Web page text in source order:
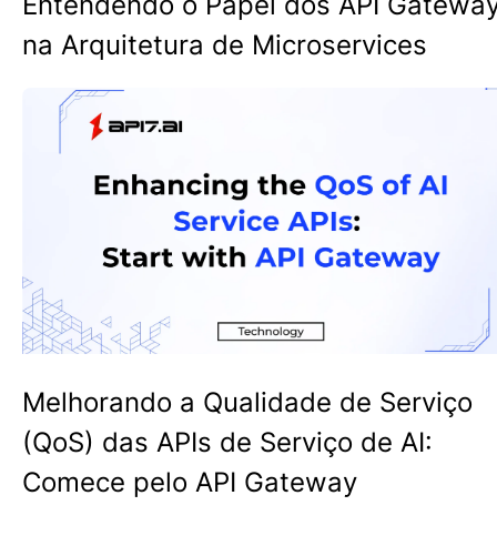
na Arquitetura de Microservices
Melhorando a Qualidade de Serviço
(QoS) das APIs de Serviço de AI:
Comece pelo API Gateway